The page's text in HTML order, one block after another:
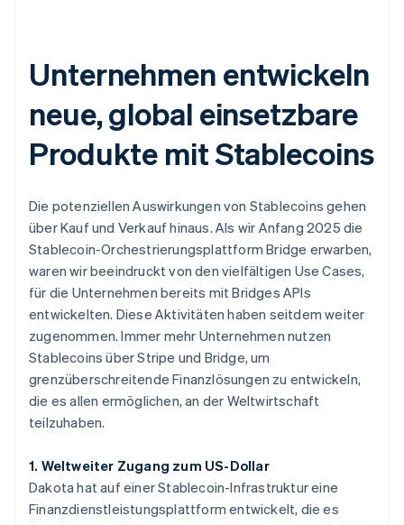
Unternehmen entwickeln
neue, global einsetzbare
Produkte mit Stablecoins
Die potenziellen Auswirkungen von Stablecoins gehen
über Kauf und Verkauf hinaus. Als wir Anfang 2025 die
Stablecoin-Orchestrierungsplattform Bridge erwarben,
waren wir beeindruckt von den vielfältigen Use Cases,
für die Unternehmen bereits mit Bridges APIs
entwickelten. Diese Aktivitäten haben seitdem weiter
zugenommen. Immer mehr Unternehmen nutzen
Stablecoins über Stripe und Bridge, um
grenzüberschreitende Finanzlösungen zu entwickeln,
die es allen ermöglichen, an der Weltwirtschaft
teilzuhaben.
1. Weltweiter Zugang zum US-Dollar
Dakota hat auf einer Stablecoin-Infrastruktur eine
Finanzdienstleistungsplattform entwickelt, die es